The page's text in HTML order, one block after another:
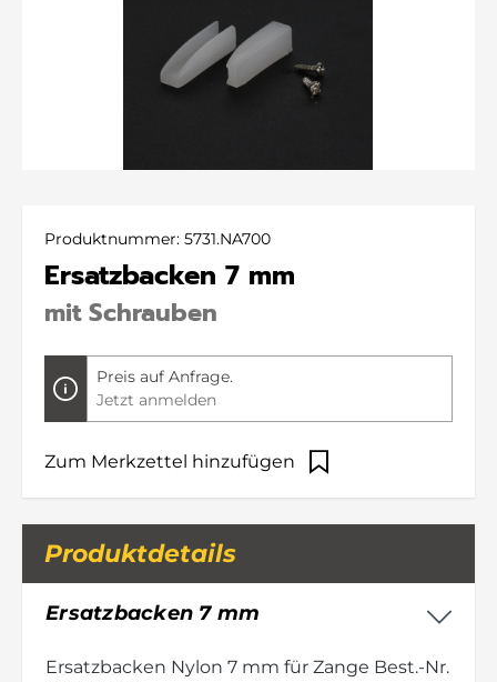
Produktnummer: 5731.NA700
Ersatzbacken 7 mm
mit Schrauben
Preis auf Anfrage.
Jetzt anmelden
Zum Merkzettel hinzufügen
Produktdetails
Ersatzbacken 7 mm
Ersatzbacken Nylon 7 mm für Zange Best.-Nr.